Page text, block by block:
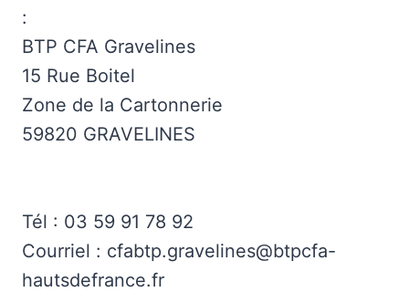
:
BTP CFA Gravelines
15 Rue Boitel
Zone de la Cartonnerie
59820 GRAVELINES
Tél : 03 59 91 78 92
Courriel : cfabtp.gravelines@btpcfa-
hautsdefrance.fr